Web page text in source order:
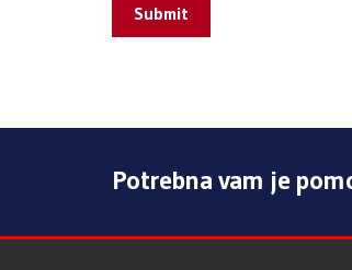
Submit
Potrebna vam je